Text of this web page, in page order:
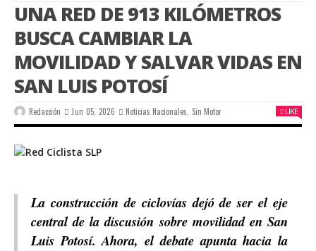
UNA RED DE 913 KILÓMETROS
BUSCA CAMBIAR LA
MOVILIDAD Y SALVAR VIDAS EN
SAN LUIS POTOSÍ
Redacción Jun 05, 2026 Noticias Nacionales Sin Motor LIKE
La construcción de ciclovías dejó de ser el eje
central de la discusión sobre movilidad en San
Luis Potosí. Ahora, el debate apunta hacia la